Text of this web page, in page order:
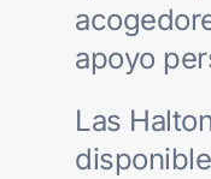
apoyo
Las